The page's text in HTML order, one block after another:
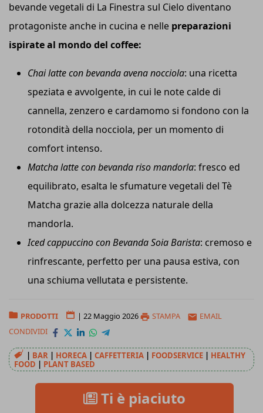
bevande vegetali di La Finestra sul Cielo diventano
protagoniste anche in cucina e nelle preparazioni
ispirate al mondo del coffee:
Chai latte con bevanda avena nocciola: una ricetta
speziata e avvolgente, in cui le note calde di
cannella, zenzero e cardamomo si fondono con la
rotondità della nocciola, per un momento di
comfort intenso.
Matcha latte con bevanda riso mandorla: fresco ed
equilibrato, esalta le sfumature vegetali del Tè
Matcha grazie alla dolcezza naturale della
mandorla.
Iced cappuccino con Bevanda Soia Barista: cremoso e
rinfrescante, perfetto per una pausa estiva, con
una schiuma vellutata e persistente.
PRODOTTI | 22 Maggio 2026 STAMPA
EMAIL
CONDIVIDI
BAR HORECA CAFFETTERIA FOODSERVICE
HEALTHY
FOOD
PLANT BASED
Ti è piaciuto